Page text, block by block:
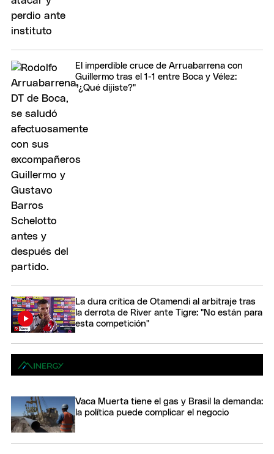
El imperdible cruce de Arruabarrena con
Guillermo tras el 1-1 entre Boca y Vélez:
"¿Qué dijiste?"
La dura crítica de Otamendi al arbitraje tras
la derrota de River ante Tigre: "No están para
esta competición"
Vaca Muerta tiene el gas y Brasil la demanda:
la política puede complicar el negocio